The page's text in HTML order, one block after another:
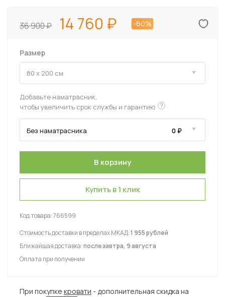
36 900 14 760 -60%
Размер
Добавьте наматрасник,
чтобы увеличить срок службы и гарантию ?
Купить в 1 клик
Код товара:766599
Стоимость доставки в пределах МКАД:1 955 рублей
Ближайшая доставка:послезавтра, 9 августа
Оплата при получении
При покупке кровати - дополнительная скидка на